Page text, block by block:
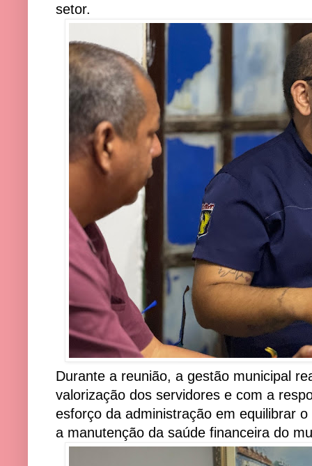
setor.
Durante a reunião, a gestão municipal
valorização dos servidores e com a
esforço da administração em equilibrar
a manutenção da saúde financeira do